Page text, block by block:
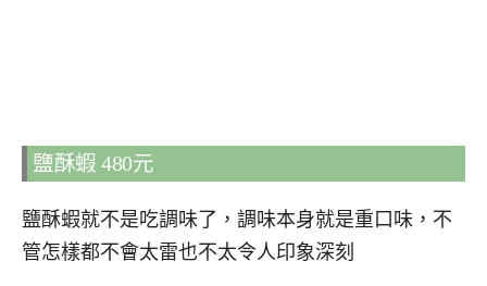
鹽酥蝦 480元
鹽酥蝦就不是吃調味了，調味本身就是重口味，不
管怎樣都不會太雷也不太令人印象深刻